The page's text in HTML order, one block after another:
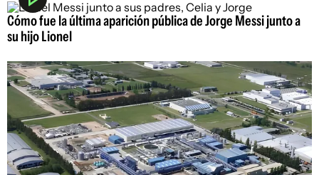
Cómo fue la última aparición pública de Jorge Messi junto a
su hijo Lionel